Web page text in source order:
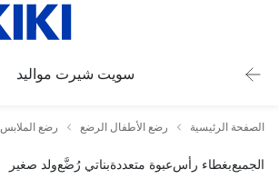
سويت شيرت مواليد
الصفحة الرئيسية رضع الأطفال الرضع رضع الملابس
الجميعبغطاء رأسعبوة متعددةبناتي رُضَّعولد صغير